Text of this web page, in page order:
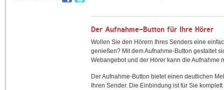
Der Aufnahme-Button für Ihre Hörer
Wollen Sie den Hörern Ihres Senders eine
genießen? Mit dem Aufnahme-Button gestaltet
Webangebot und der Hörer kann die Aufnahme
Der Aufnahme-Button bietet einen deutlichen
Ihren Sender. Die Einbindung ist für Sie